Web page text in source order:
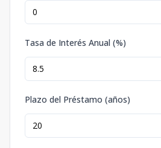
Tasa de Interés Anual (%)
Plazo del Préstamo (años)